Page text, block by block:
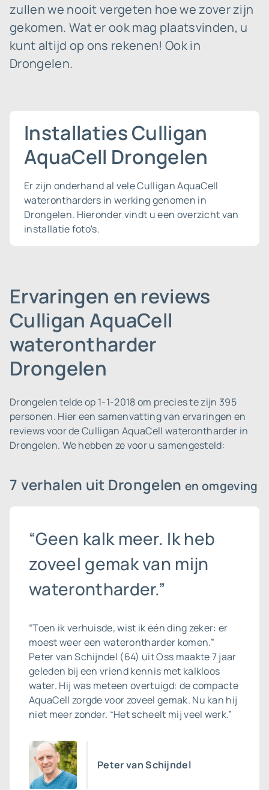
zullen we nooit vergeten hoe we zover zijn
gekomen. Wat er ook mag plaatsvinden, u
kunt altijd op ons rekenen! Ook in
Drongelen.
Installaties Culligan
AquaCell Drongelen
Er zijn onderhand al vele Culligan AquaCell
waterontharders in werking genomen in
Drongelen. Hieronder vindt u een overzicht van
installatie foto's.
Ervaringen en reviews
Culligan AquaCell
waterontharder
Drongelen
Drongelen telde op 1-1-2018 om precies te zijn 395
personen. Hier een samenvatting van ervaringen en
reviews voor de Culligan AquaCell waterontharder in
Drongelen. We hebben ze voor u samengesteld:
7 verhalen uit Drongelen en omgeving
“Geen kalk meer. Ik heb
zoveel gemak van mijn
waterontharder.”
“Toen ik verhuisde, wist ik één ding zeker: er
moest weer een waterontharder komen.”
Peter van Schijndel (64) uit Oss maakte 7 jaar
geleden bij een vriend kennis met kalkloos
water. Hij was meteen overtuigd: de compacte
AquaCell zorgde voor zoveel gemak. Nu kan hij
niet meer zonder. “Het scheelt mij veel werk.”
Peter van Schijndel